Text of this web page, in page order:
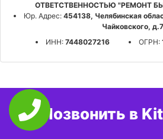
ОТВЕТСТВЕННОСТЬЮ "РЕМОНТ
Юр. Адрес:454138, Челябинская
Чайковского, д.7
ИНН: 7448027216 ОГРН:
Позвонить в